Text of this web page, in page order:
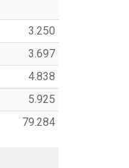
3.250
3.697
4.838
5.925
79.284